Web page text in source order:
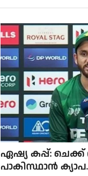
ഏഷ്യ കപ്പ്: ചെക്ക്
പാകിസ്ഥാൻ